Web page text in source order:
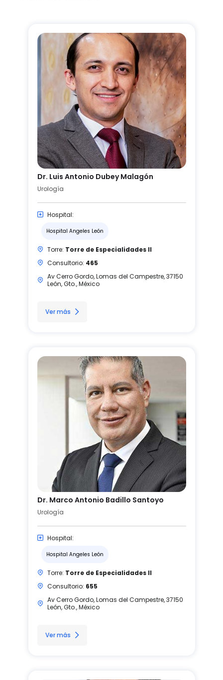
Dr. Luis Antonio Dubey Malagón
Urología
Hospital:
Hospital Angeles León
Torre: Torre de Especialidades II
Consultorio: 465
Av Cerro Gordo, Lomas del Campestre, 37150
León, Gto., México
Ver más
Dr. Marco Antonio Badillo Santoyo
Urología
Hospital:
Hospital Angeles León
Torre: Torre de Especialidades II
Consultorio: 655
Av Cerro Gordo, Lomas del Campestre, 37150
León, Gto., México
Ver más